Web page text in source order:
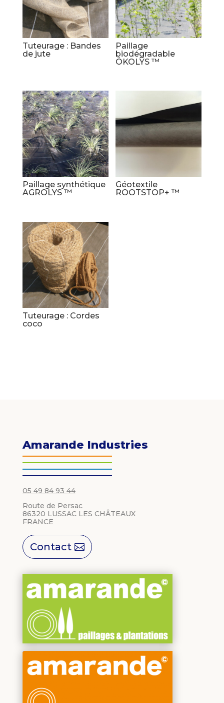
Tuteurage : Bandes
de jute
Paillage
biodégradable
ÖKOLYS ™
Paillage synthétique
AGROLYS ™
Géotextile
ROOTSTOP+ ™
Tuteurage : Cordes
coco
Amarande Industries
05 49 84 93 44
Route de Persac
86320 LUSSAC LES CHÂTEAUX
FRANCE
Contact